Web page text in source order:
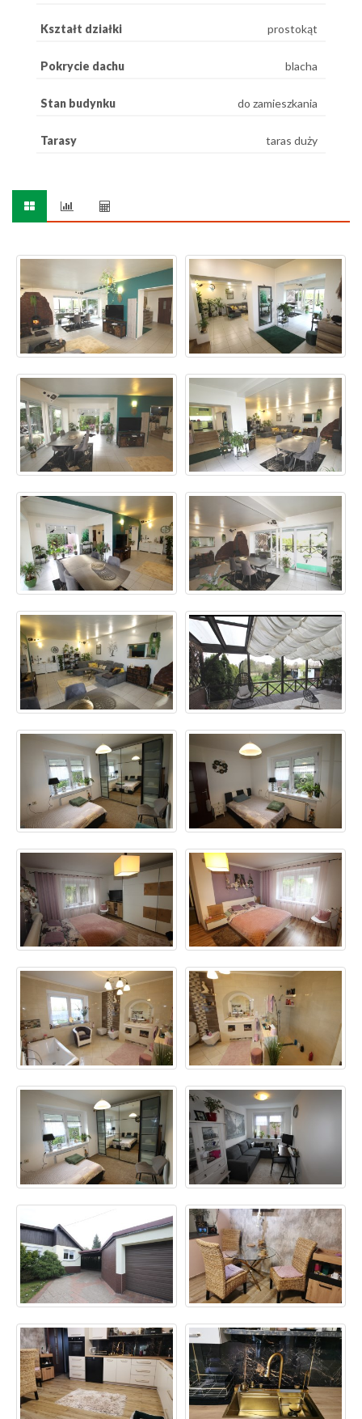
Kształt działki prostokąt
Pokrycie dachu blacha
Stan budynku do zamieszkania
Tarasy taras duży